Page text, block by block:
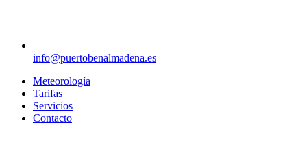
info@puertobenalmadena.es
Meteorología
Tarifas
Servicios
Contacto